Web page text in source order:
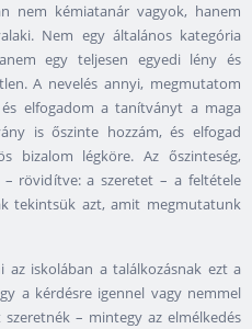
nem kémiatanár vagyok, hanem
Nem egy általános kategória
egy teljesen egyedi lény és
A nevelés annyi, megmutatom
elfogadom a tanítványt a maga
is őszinte hozzám, és elfogad
bizalom légköre. Az őszinteség,
– rövidítve: a szeretet – a feltétele
tekintsük azt, amit megmutatunk
az iskolában a találkozásnak ezt a
a kérdésre igennel vagy nemmel
– mintegy az elmélkedés